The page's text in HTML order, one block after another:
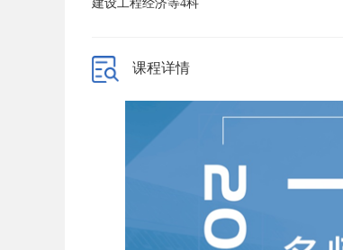
建设工程经济等4科
课程详情